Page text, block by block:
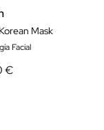
Mask
Facial
€